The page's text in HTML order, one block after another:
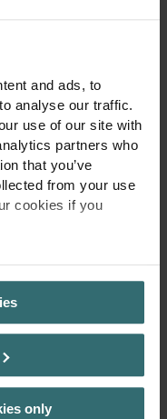
and ads, to
analyse our traffic.
use of our site with
partners who
that you’ve
from your use
cookies if you
only
varten.